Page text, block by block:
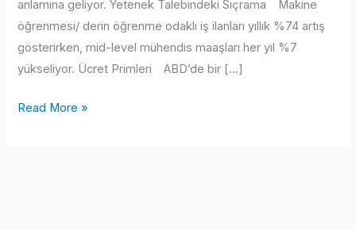
anlamına geliyor. Yetenek Talebindeki Sıçrama Makine
öğrenmesi/ derin öğrenme odaklı iş ilanları yıllık %74 artış
gösterirken, mid-level mühendis maaşları her yıl %7
yükseliyor. Ücret Primleri ABD’de bir […]
Derin
Read More »